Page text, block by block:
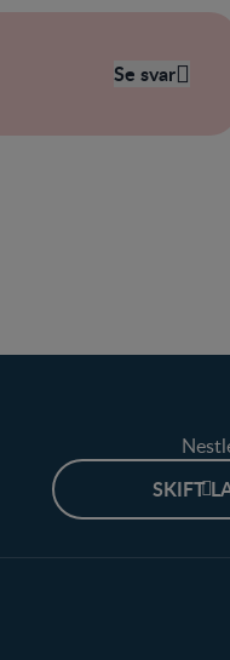
Se svar
SKIFT